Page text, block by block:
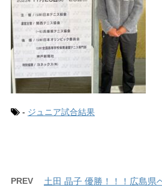
- ジュニア試合結果
PREV 土田 晶子 優勝！！！広島県